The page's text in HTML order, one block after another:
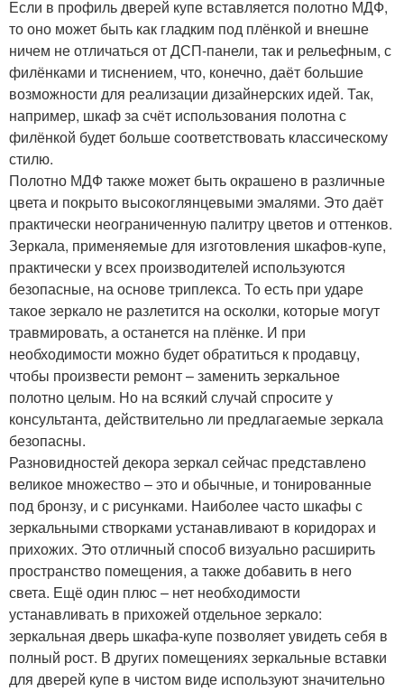
Если в профиль дверей купе вставляется полотно МДФ,
то оно может быть как гладким под плёнкой и внешне
ничем не отличаться от ДСП-панели, так и рельефным, с
филёнками и тиснением, что, конечно, даёт большие
возможности для реализации дизайнерских идей. Так,
например, шкаф за счёт использования полотна с
филёнкой будет больше соответствовать классическому
стилю.
Полотно МДФ также может быть окрашено в различные
цвета и покрыто высокоглянцевыми эмалями. Это даёт
практически неограниченную палитру цветов и оттенков.
Зеркала, применяемые для изготовления шкафов-купе,
практически у всех производителей используются
безопасные, на основе триплекса. То есть при ударе
такое зеркало не разлетится на осколки, которые могут
травмировать, а останется на плёнке. И при
необходимости можно будет обратиться к продавцу,
чтобы произвести ремонт – заменить зеркальное
полотно целым. Но на всякий случай спросите у
консультанта, действительно ли предлагаемые зеркала
безопасны.
Разновидностей декора зеркал сейчас представлено
великое множество – это и обычные, и тонированные
под бронзу, и с рисунками. Наиболее часто шкафы с
зеркальными створками устанавливают в коридорах и
прихожих. Это отличный способ визуально расширить
пространство помещения, а также добавить в него
света. Ещё один плюс – нет необходимости
устанавливать в прихожей отдельное зеркало:
зеркальная дверь шкафа-купе позволяет увидеть себя в
полный рост. В других помещениях зеркальные вставки
для дверей купе в чистом виде используют значительно